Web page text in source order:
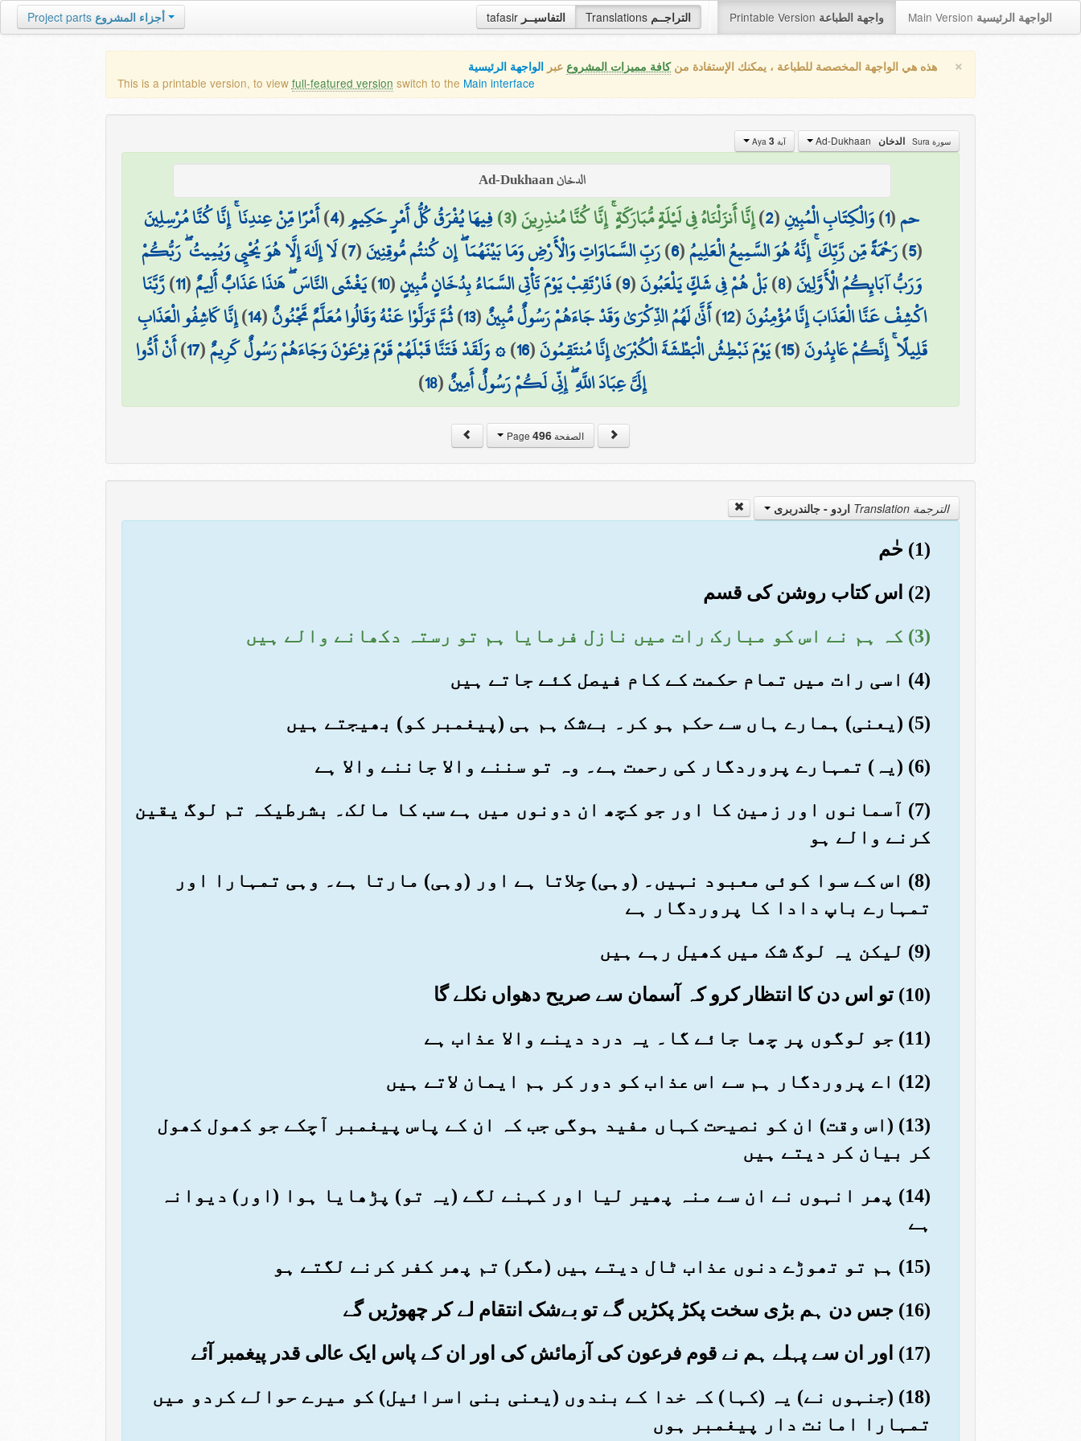
tafasir التفاسيــر Translations التراجــم Printable Version واجهة الطباعة Main Version الواجهة الرئيسية Project parts أجزاء المشروع
× هذه هي الواجهة المخصصة للطباعة ، يمكنك الإستفادة منكافة مميزات المشروع عبر الواجهة الرئيسية
This is a printable version, to view full-featured version switch to the Main interface
سورة Sura الدخان آية Aya 3
الدخان Ad-Dukhaan
حم(
1
)وَالْكِتَابِ الْمُبِينِ(
2
)إِنَّا أَنزَلْنَاهُ فِي لَيْلَةٍ مُّبَارَكَةٍ ۚ إِنَّا كُنَّا مُنذِرِينَ (3) فِيهَا يُفْرَقُ كُلُّ أَمْرٍ حَكِيمٍ(
4
)أَمْرًا مِّنْ عِندِنَا ۚ إِنَّا كُنَّا مُرْسِلِينَ
(
5
)رَحْمَةً مِّن رَّبِّكَ ۚ إِنَّهُ هُوَ السَّمِيعُ الْعَلِيمُ(
6
)رَبِّ السَّمَاوَاتِ وَالْأَرْضِ وَمَا بَيْنَهُمَا ۖ إِن كُنتُم مُّوقِنِينَ(
7
)لَا إِلَٰهَ إِلَّا هُوَ يُحْيِي وَيُمِيتُ ۖ رَبُّكُمْ
وَرَبُّ آبَائِكُمُ الْأَوَّلِينَ(
8
)بَلْ هُمْ فِي شَكٍّ يَلْعَبُونَ(
9
)فَارْتَقِبْ يَوْمَ تَأْتِي السَّمَاءُ بِدُخَانٍ مُّبِينٍ(
10
)يَغْشَى النَّاسَ ۖ هَٰذَا عَذَابٌ أَلِيمٌ(
11
)رَّبَّنَا
اكْشِفْ عَنَّا الْعَذَابَ إِنَّا مُؤْمِنُونَ(
12
)أَنَّىٰ لَهُمُ الذِّكْرَىٰ وَقَدْ جَاءَهُمْ رَسُولٌ مُّبِينٌ(
13
)ثُمَّ تَوَلَّوْا عَنْهُ وَقَالُوا مُعَلَّمٌ مَّجْنُونٌ(
14
)إِنَّا كَاشِفُو الْعَذَابِ
قَلِيلًا ۚ إِنَّكُمْ عَائِدُونَ(
15
)يَوْمَ نَبْطِشُ الْبَطْشَةَ الْكُبْرَىٰ إِنَّا مُنتَقِمُونَ(
16
)۞ وَلَقَدْ فَتَنَّا قَبْلَهُمْ قَوْمَ فِرْعَوْنَ وَجَاءَهُمْ رَسُولٌ كَرِيمٌ(
17
)أَنْ أَدُّوا
إِلَيَّ عِبَادَ اللَّهِ ۖ إِنِّي لَكُمْ رَسُولٌ أَمِينٌ(
18
)
الصفحة Page496
الترجمة Translation اردو - جالندربرى
(1) حٰم
(2) اس کتاب روشن کی قسم
(3) کہ ہم نے اس کو مبارک رات میں نازل فرمایا ہم تو رستہ دکھانے والے ہیں
(4) اسی رات میں تمام حکمت کے کام فیصل کئے جاتے ہیں
(5) (یعنی) ہمارے ہاں سے حکم ہو کر۔ بےشک ہم ہی (پیغمبر کو) بھیجتے ہیں
(6) (یہ) تمہارے پروردگار کی رحمت ہے۔ وہ تو سننے والا جاننے والا ہے
(7) آسمانوں اور زمین کا اور جو کچھ ان دونوں میں ہے سب کا مالک۔ بشرطیکہ تم لوگ یقین
کرنے والے ہو
(8) اس کے سوا کوئی معبود نہیں۔ (وہی) جِلاتا ہے اور (وہی) مارتا ہے۔ وہی تمہارا اور
تمہارے باپ دادا کا پروردگار ہے
(9) لیکن یہ لوگ شک میں کھیل رہے ہیں
(10) تو اس دن کا انتظار کرو کہ آسمان سے صریح دھواں نکلے گا
(11) جو لوگوں پر چھا جائے گا۔ یہ درد دینے والا عذاب ہے
(12) اے پروردگار ہم سے اس عذاب کو دور کر ہم ایمان لاتے ہیں
(13) (اس وقت) ان کو نصیحت کہاں مفید ہوگی جب کہ ان کے پاس پیغمبر آچکے جو کھول کھول
کر بیان کر دیتے ہیں
(14) پھر انہوں نے ان سے منہ پھیر لیا اور کہنے لگے (یہ تو) پڑھایا ہوا (اور) دیوانہ
ہے
(15) ہم تو تھوڑے دنوں عذاب ٹال دیتے ہیں (مگر) تم پھر کفر کرنے لگتے ہو
(16) جس دن ہم بڑی سخت پکڑ پکڑیں گے تو بےشک انتقام لے کر چھوڑیں گے
(17) اور ان سے پہلے ہم نے قوم فرعون کی آزمائش کی اور ان کے پاس ایک عالی قدر پیغمبر آئے
(18) (جنہوں نے) یہ (کہا) کہ خدا کے بندوں (یعنی بنی اسرائیل) کو میرے حوالے کردو میں
تمہارا امانت دار پیغمبر ہوں